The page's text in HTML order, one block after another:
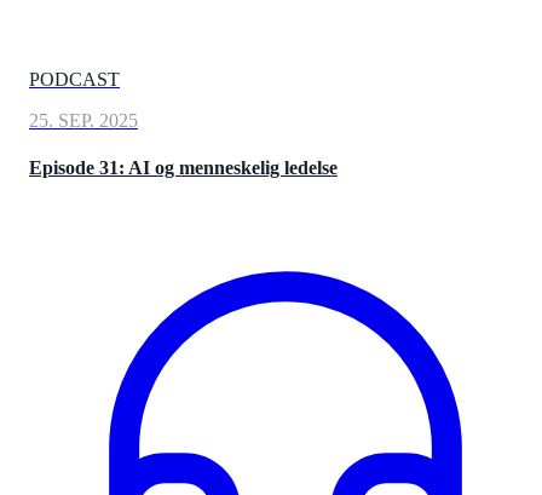
PODCAST
25. SEP. 2025
Episode 31: AI og menneskelig ledelse